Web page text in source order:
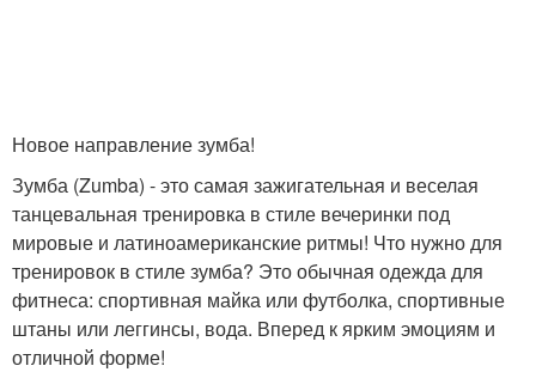
Новое направление зумба!
Зумба (Zumba) - это самая зажигательная и веселая
танцевальная тренировка в стиле вечеринки под
мировые и латиноамериканские ритмы! Что нужно для
тренировок в стиле зумба? Это обычная одежда для
фитнеса: спортивная майка или футболка, спортивные
штаны или леггинсы, вода. Вперед к ярким эмоциям и
отличной форме!